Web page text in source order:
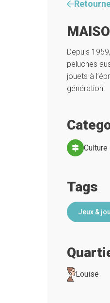
Depuis
peluches
jouets à
génération.
Tags
Jeux &
Louise